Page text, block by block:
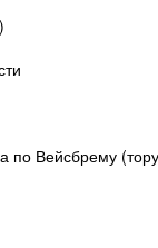
по Вейсбрему